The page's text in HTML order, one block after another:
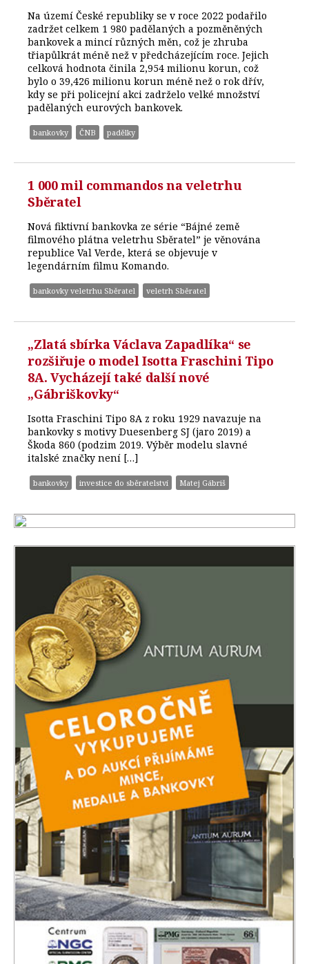
Na území České republiky se v roce 2022 podařilo
zadržet celkem 1 980 padělaných a pozměněných
bankovek a mincí různých měn, což je zhruba
třiapůlkrát méně než v předcházejícím roce. Jejich
celková hodnota činila 2,954 milionu korun, což
bylo o 39,426 milionu korun méně než o rok dřív,
kdy se při policejní akci zadrželo velké množství
padělaných eurových bankovek.
bankovky ČNB padělky
1 000 mil commandos na veletrhu
Sběratel
Nová fiktivní bankovka ze série “Bájné země
filmového plátna veletrhu Sběratel” je věnována
republice Val Verde, která se objevuje v
legendárním filmu Komando.
bankovky veletrhu Sběratel veletrh Sběratel
„Zlatá sbírka Václava Zapadlíka“ se
rozšiřuje o model Isotta Fraschini Tipo
8A. Vycházejí také další nové
„Gábriškovky“
Isotta Fraschini Tipo 8A z roku 1929 navazuje na
bankovky s motivy Duesenberg SJ (jaro 2019) a
Škoda 860 (podzim 2019. Výběr modelu slavné
italské značky není […]
bankovky investice do sběratelství Matej Gábriš